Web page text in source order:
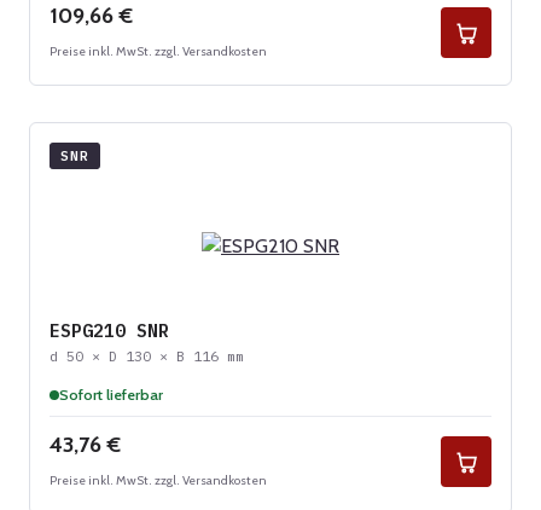
Regulärer Preis:
109,66 €
Preise inkl. MwSt. zzgl. Versandkosten
SNR
ESPG210 SNR
d 50 × D 130 × B 116 mm
Sofort lieferbar
Regulärer Preis:
43,76 €
Preise inkl. MwSt. zzgl. Versandkosten